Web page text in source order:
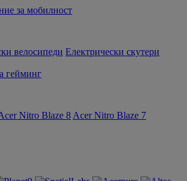
за мобилност
велосипеди Електрически скутери
гейминг
Nitro Blaze 8 Acer Nitro Blaze 7